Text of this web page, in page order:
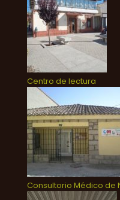
Centro de lectura
Consultorio Médico de